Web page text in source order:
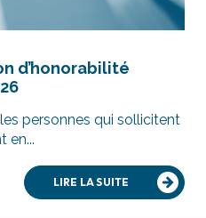
d’honorabilité
personnes qui sollicitent
en...
LIRE LA SUITE